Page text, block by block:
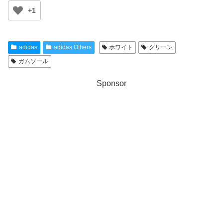
+1
adidas adidas Others ホワイト
グリーン
ガムソール
Sponsor